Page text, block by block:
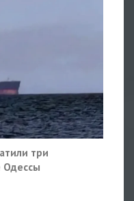
три
Одессы